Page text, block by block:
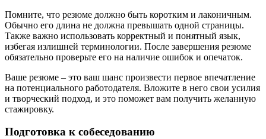
Помните, что резюме должно быть коротким и лаконичным.
Обычно его длина не должна превышать одной страницы.
Также важно использовать корректный и понятный язык,
избегая излишней терминологии. После завершения резюме
обязательно проверьте его на наличие ошибок и опечаток.
Ваше резюме – это ваш шанс произвести первое впечатление
на потенциального работодателя. Вложите в него свои усилия
и творческий подход, и это поможет вам получить желанную
стажировку.
Подготовка к собеседованию